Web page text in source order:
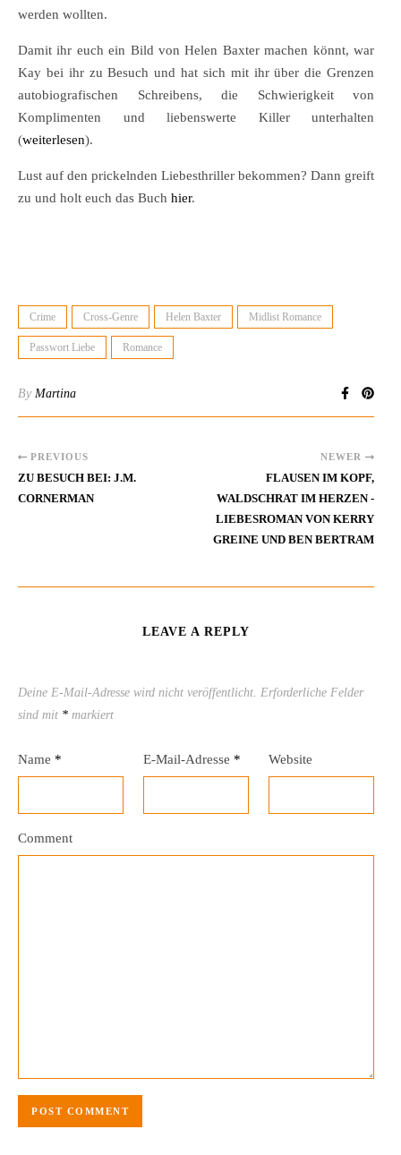
werden wollten.
Damit ihr euch ein Bild von Helen Baxter machen könnt, war
Kay bei ihr zu Besuch und hat sich mit ihr über die Grenzen
autobiografischen Schreibens, die Schwierigkeit von
Komplimenten und liebenswerte Killer unterhalten
(weiterlesen).
Lust auf den prickelnden Liebesthriller bekommen? Dann greift
zu und holt euch das Buch hier.
Crime Cross-Genre Helen Baxter Midlist Romance
Passwort Liebe Romance
By Martina
PREVIOUS
ZU BESUCH BEI: J.M.
CORNERMAN
NEWER
FLAUSEN IM KOPF,
WALDSCHRAT IM HERZEN -
LIEBESROMAN VON KERRY
GREINE UND BEN BERTRAM
LEAVE A REPLY
Deine E-Mail-Adresse wird nicht veröffentlicht. Erforderliche Felder
sind mit * markiert
Name * E-Mail-Adresse * Website
Comment